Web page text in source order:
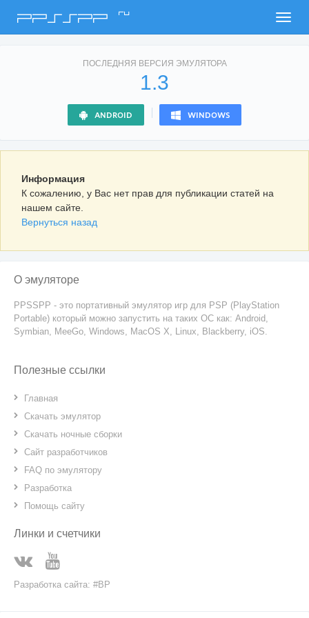
PPSSPP ru
ПОСЛЕДНЯЯ ВЕРСИЯ ЭМУЛЯТОРА
1.3
ANDROID WINDOWS
Информация
К сожалению, у Вас нет прав для публикации статей на
нашем сайте.
Вернуться назад
О эмуляторе
PPSSPP - это портативный эмулятор игр для PSP (PlayStation
Portable) который можно запустить на таких ОС как: Android,
Symbian, MeeGo, Windows, MacOS X, Linux, Blackberry, iOS.
Полезные ссылки
Главная
Скачать эмулятор
Скачать ночные сборки
Сайт разработчиков
FAQ по эмулятору
Разработка
Помощь сайту
Линки и счетчики
Разработка сайта: #BP